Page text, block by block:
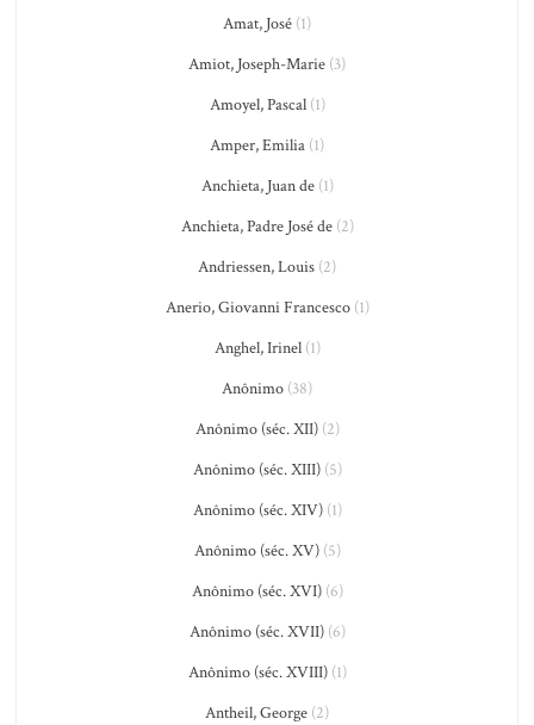
Amat, José (1)
Amiot, Joseph-Marie (3)
Amoyel, Pascal(1)
Amper, Emilia (1)
Anchieta, Juan de(1)
Anchieta, Padre José de(2)
Andriessen, Louis (2)
Anerio, Giovanni Francesco(1)
Anghel, Irinel(1)
Anônimo (38)
Anônimo (séc. XII)(2)
Anônimo (séc. XIII)(5)
Anônimo (séc. XIV)(1)
Anônimo (séc. XV)(5)
Anônimo (séc. XVI)(6)
Anônimo (séc. XVII)(6)
Anônimo (séc. XVIII)(1)
Antheil, George (2)